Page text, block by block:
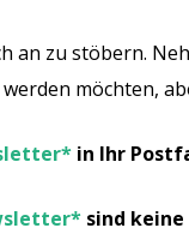
an zu stöbern.
möchten,
in Ihr
sind